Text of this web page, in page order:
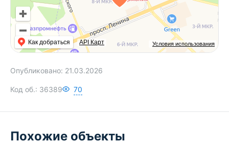
Условия использования
Как добраться API Карт
Опубликовано: 21.03.2026
Код об.: 36389 70
Похожие объекты